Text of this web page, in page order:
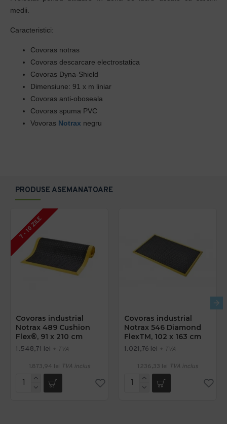
medii.
Caracteristici:
Covoras notras
Covoras descarcare electrostatica
Covoras Dyna-Shield
Dimensiune: 91 x m liniar
Covoras anti-oboseala
Covoras spuma PVC
Vovoras Notrax negru
PRODUSE ASEMANATOARE
7 - 10 ZILE
Covoras industrial
Notrax 489 Cushion
Flex®, 91 x 210 cm
1.548,71 lei + TVA
1.873,94 lei TVA inclus
Covoras industrial
Notrax 546 Diamond
FlexTM, 102 x 163 cm
1.021,76 lei + TVA
1.236,33 lei TVA inclus